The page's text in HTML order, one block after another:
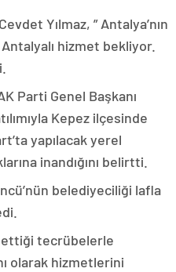
Yılmaz, ” Antalya’nın
hizmet bekliyor.
Parti Genel Başkanı
Kepez ilçesinde
yapılacak yerel
inandığını belirtti.
belediyeciliği lafla
ettiği tecrübelerle
olarak hizmetlerini